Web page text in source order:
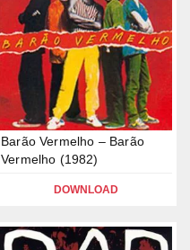
Barão Vermelho – Barão
Vermelho (1982)
DOWNLOAD